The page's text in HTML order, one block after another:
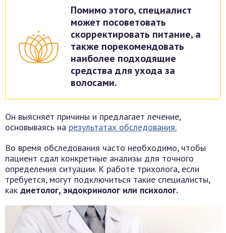
Помимо этого, специалист
может посоветовать
скорректировать питание, а
также порекомендовать
наиболее подходящие
средства для ухода за
волосами.
Он выясняет причины и предлагает лечение,
основываясь на результатах обследования.
Во время обследования часто необходимо, чтобы
пациент сдал конкретные анализы для точного
определения ситуации. К работе трихолога, если
требуется, могут подключиться такие специалисты,
как диетолог, эндокринолог или психолог.